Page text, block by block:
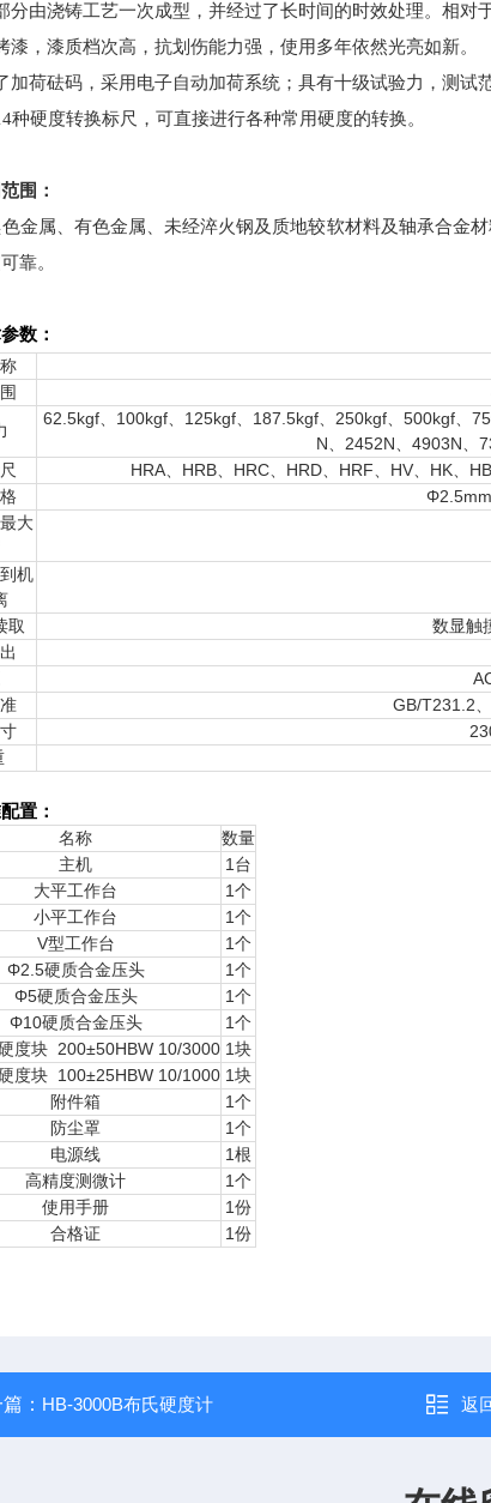
分由浇铸工艺一次成型，并经过了长时间的时效处理。相对
漆，漆质档次高，抗划伤能力强，使用多年依然光亮如新。
加荷砝码，采用电子自动加荷系统；具有十级试验力，测试
种硬度转换标尺，可直接进行各种常用硬度的转换。
围：
金属、有色金属、未经淬火钢及质地较软材料及轴承合金
靠。
数：
62.5kgf、100kgf、125kgf、187.5kgf、250kgf、500kgf、
N、2452N、4903N、
HRA、HRB、HRC、HRD、HRF、HV、HK、
大
机
取
数显触
GB/T231.2
置：
名称
数量
主机
1台
大平工作台
1个
小平工作台
1个
V型工作台
1个
Φ2.5硬质合金压头
1个
Φ5硬质合金压头
1个
Φ10硬质合金压头
1个
度块 200±50HBW 10/3000 1块
度块 100±25HBW 10/1000 1块
附件箱
1个
防尘罩
1个
电源线
1根
高精度测微计
1个
使用手册
1份
合格证
1份
篇： HB-3000B布氏硬度计 返